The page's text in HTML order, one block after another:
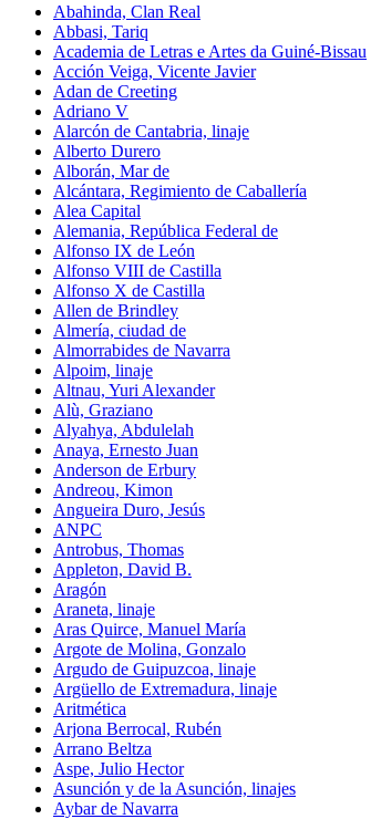
Abahinda, Clan Real
Abbasi, Tariq
Academia de Letras e Artes da Guiné-Bissau
Acción Veiga, Vicente Javier
Adan de Creeting
Adriano V
Alarcón de Cantabria, linaje
Alberto Durero
Alborán, Mar de
Alcántara, Regimiento de Caballería
Alea Capital
Alemania, República Federal de
Alfonso IX de León
Alfonso VIII de Castilla
Alfonso X de Castilla
Allen de Brindley
Almería, ciudad de
Almorrabides de Navarra
Alpoim, linaje
Altnau, Yuri Alexander
Alù, Graziano
Alyahya, Abdulelah
Anaya, Ernesto Juan
Anderson de Erbury
Andreou, Kimon
Angueira Duro, Jesús
ANPC
Antrobus, Thomas
Appleton, David B.
Aragón
Araneta, linaje
Aras Quirce, Manuel María
Argote de Molina, Gonzalo
Argudo de Guipuzcoa, linaje
Argüello de Extremadura, linaje
Aritmética
Arjona Berrocal, Rubén
Arrano Beltza
Aspe, Julio Hector
Asunción y de la Asunción, linajes
Aybar de Navarra